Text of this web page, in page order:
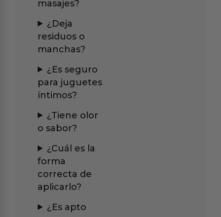
masajes?
¿Deja
residuos o
manchas?
¿Es seguro
para juguetes
íntimos?
¿Tiene olor
o sabor?
¿Cuál es la
forma
correcta de
aplicarlo?
¿Es apto